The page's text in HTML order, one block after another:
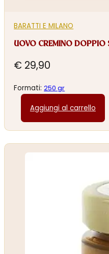
BARATTI E MILANO
UOVO CREMINO DOPPIO
€ 29,90
Formati:250 gr
Aggiungi al carrello